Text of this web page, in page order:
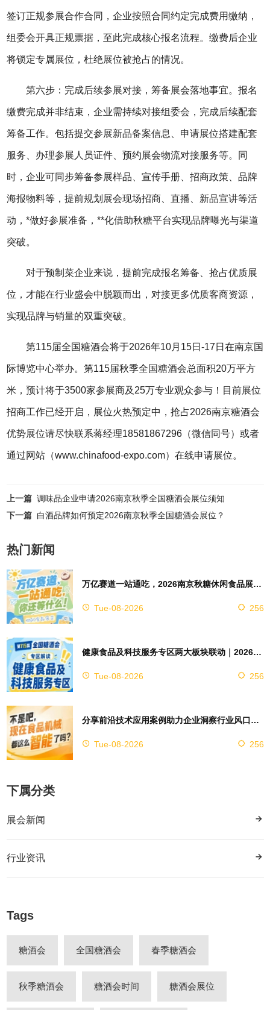
签订正规参展合作合同，企业按照合同约定完成费用缴纳，
组委会开具正规票据，至此完成核心报名流程。缴费后企业
将锁定专属展位，杜绝展位被抢占的情况。
第六步：完成后续参展对接，筹备展会落地事宜。报名
缴费完成并非结束，企业需持续对接组委会，完成后续配套
筹备工作。包括提交参展新品备案信息、申请展位搭建配套
服务、办理参展人员证件、预约展会物流对接服务等。同
时，企业可同步筹备参展样品、宣传手册、招商政策、品牌
海报物料等，提前规划展会现场招商、直播、新品宣讲等活
动，*做好参展准备，**化借助秋糖平台实现品牌曝光与渠道
突破。
对于预制菜企业来说，提前完成报名筹备、抢占优质展
位，才能在行业盛会中脱颖而出，对接更多优质客商资源，
实现品牌与销量的双重突破。
第115届全国糖酒会将于2026年10月15日-17日在南京国
际博览中心举办。第115届秋季全国糖酒会总面积20万平方
米，预计将于3500家参展商及25万专业观众参与！目前展位
招商工作已经开启，展位火热预定中，抢占2026南京糖酒会
优势展位请尽快联系蒋经理18581867296（微信同号）或者
通过网站（www.chinafood-expo.com）在线申请展位。
上一篇 调味品企业申请2026南京秋季全国糖酒会展位须知
下一篇 白酒品牌如何预定2026南京秋季全国糖酒会展位？
热门新闻
万亿赛道一站通吃，2026南京秋糖休闲食品展区4万㎡超大展馆等你来占位
Tue-08-2026 256
健康食品及科技服务专区两大板块联动｜2026南京秋糖实现双向赋能助力企业对接技术资源
Tue-08-2026 256
分享前沿技术应用案例助力企业洞察行业风口，2026南京秋糖9号馆赋能创新
Tue-08-2026 256
下属分类
展会新闻
行业资讯
Tags
糖酒会 全国糖酒会 春季糖酒会
秋季糖酒会 糖酒会时间 糖酒会展位